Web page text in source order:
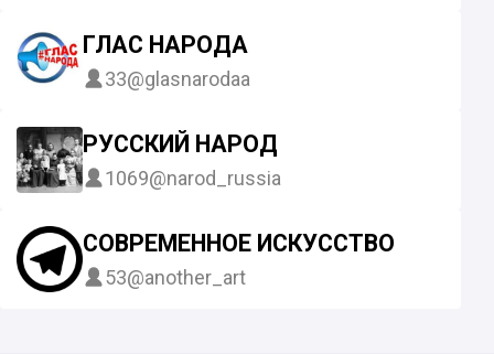
ГЛАС НАРОДА
33@glasnarodaa
РУССКИЙ НАРОД
1069@narod_russia
СОВРЕМЕННОЕ ИСКУССТВО
53@another_art